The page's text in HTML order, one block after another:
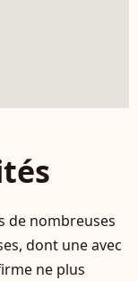
de nombreuses
dont une avec
ne plus